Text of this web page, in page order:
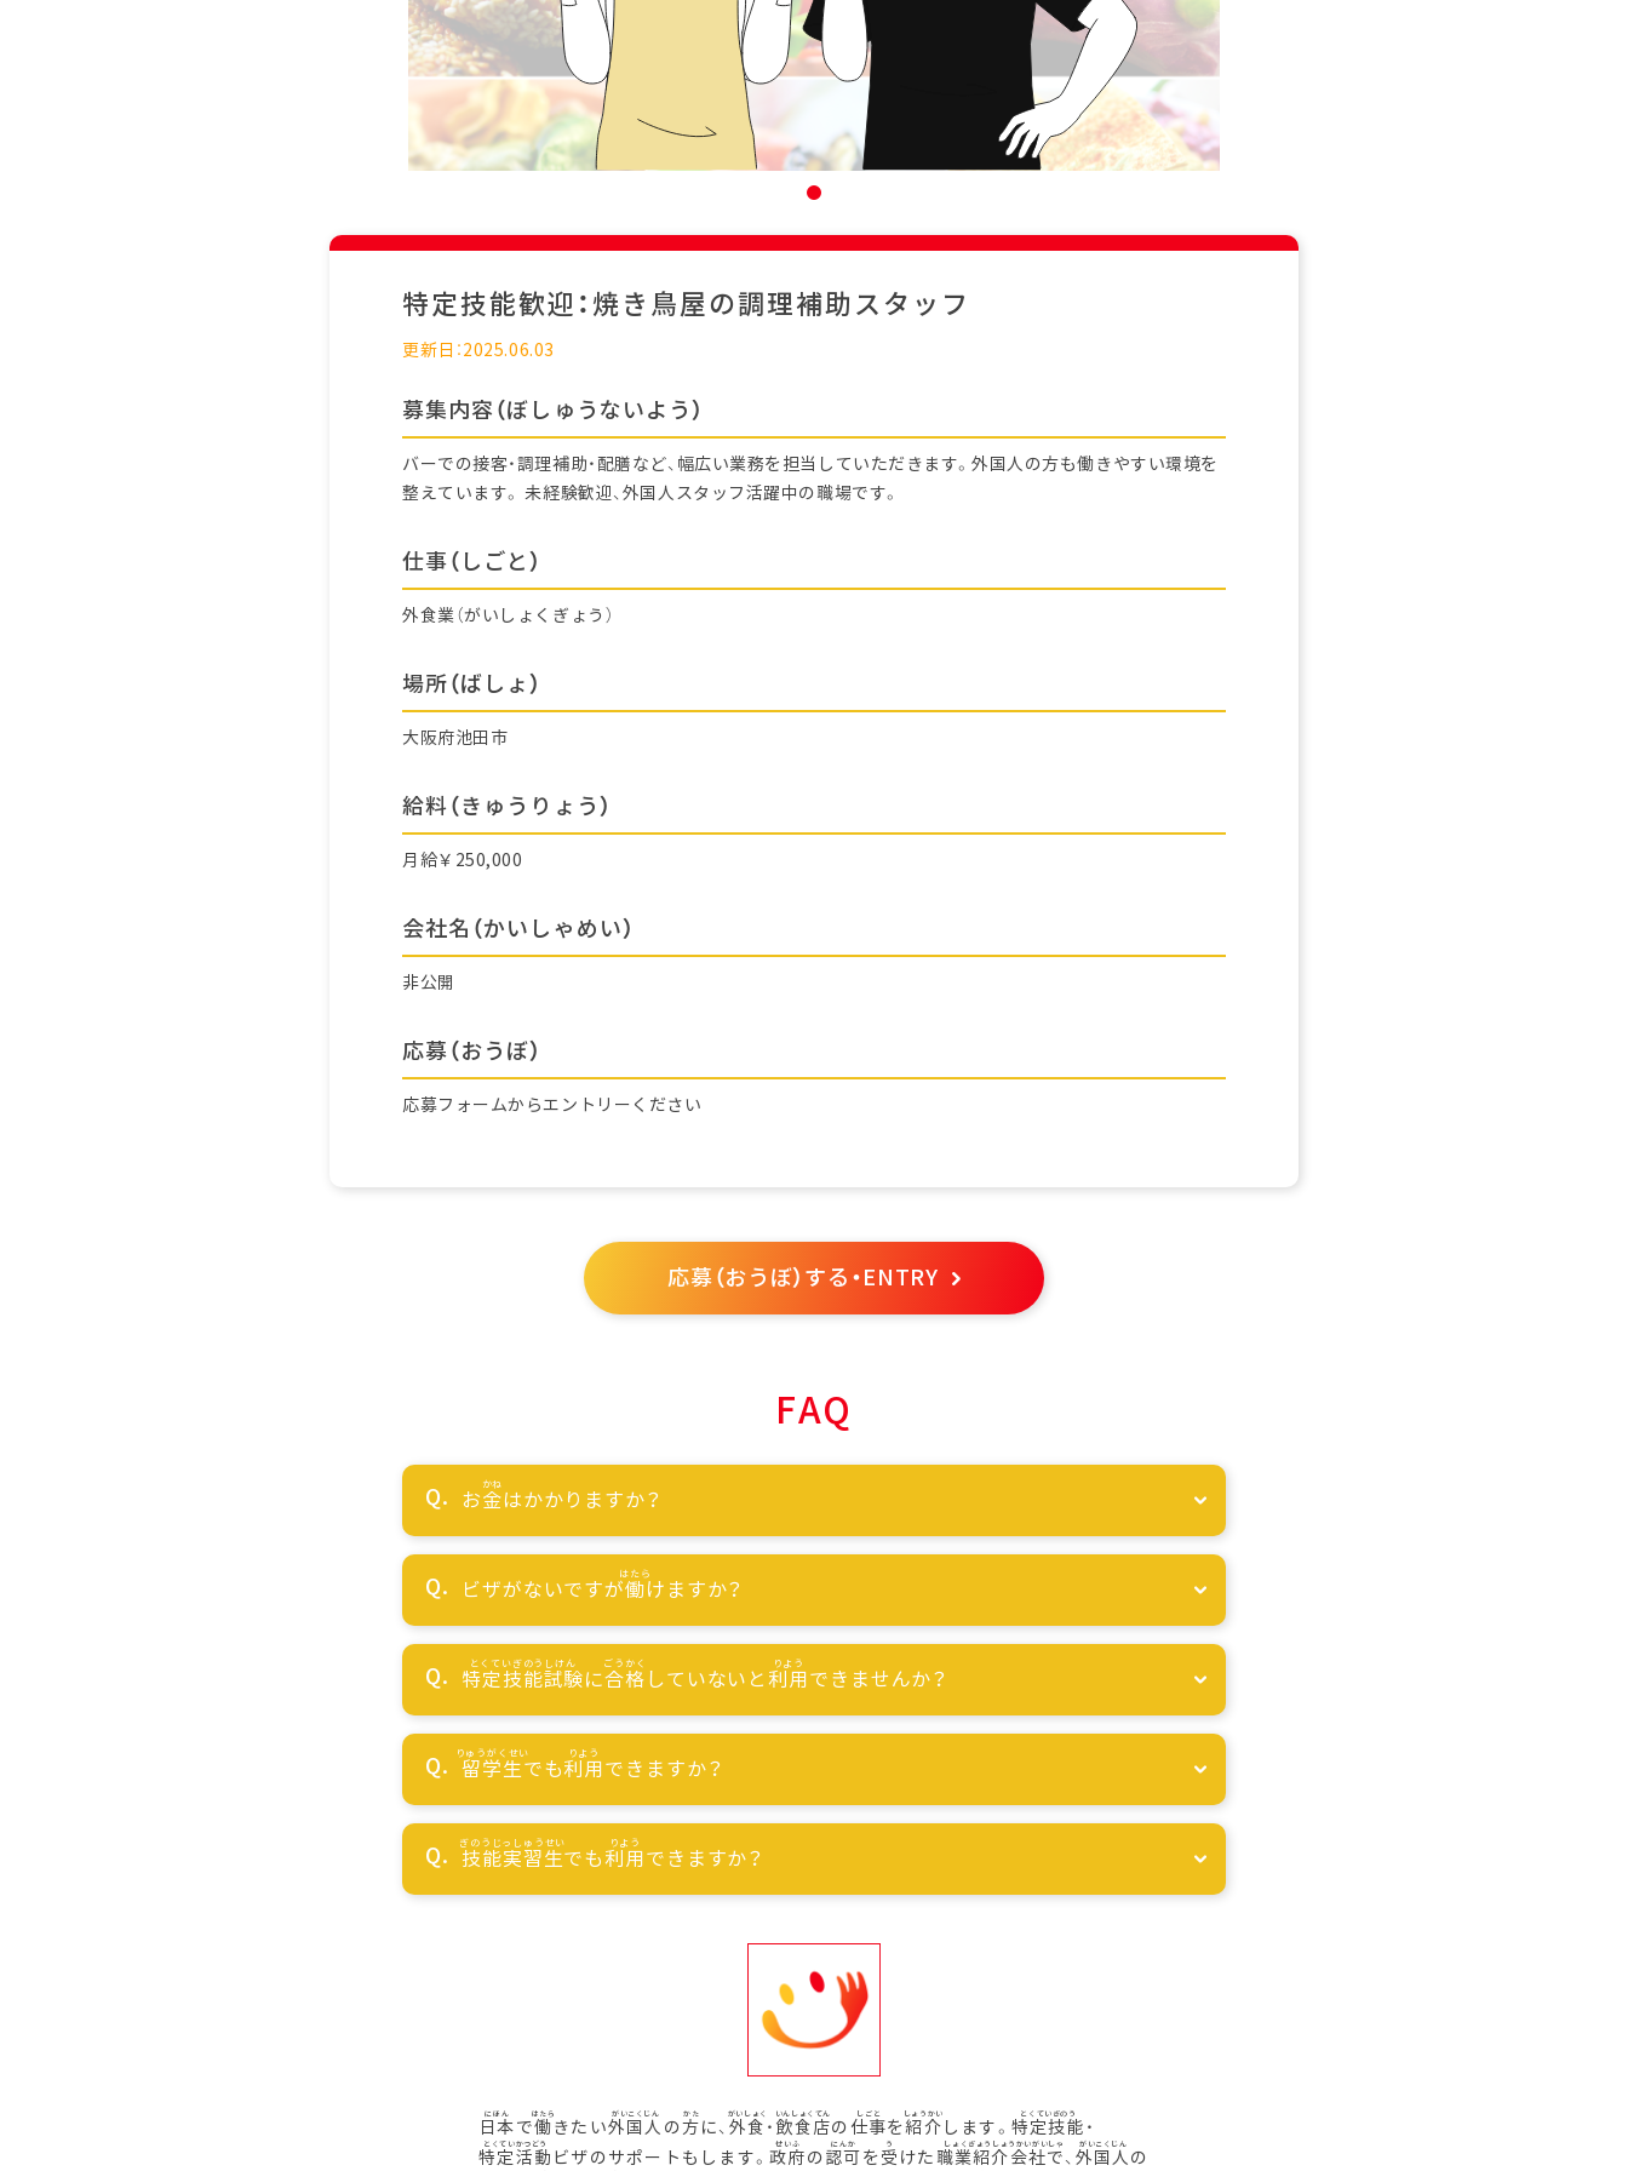
特定技能歓迎：焼き鳥屋の調理補助スタッフ
更新日：2025.06.03
募集内容（ぼしゅうないよう）
バーでの接客・調理補助・配膳など、幅広い業務を担当していただきます。外国人の方も働きやすい環境を
整えています。 未経験歓迎、外国人スタッフ活躍中の職場です。
仕事（しごと）
外食業（がいしょくぎょう）
場所（ばしょ）
大阪府池田市
給料（きゅうりょう）
月給￥250,000
会社名（かいしゃめい）
非公開
応募（おうぼ）
応募フォームからエントリーください
応募（おうぼ）する・ENTRY
FAQ
お金はかかりますか？
ビザがないですが働けますか？
特定技能試験に合格 していないと利用できませんか？
留学生でも利用できますか？
技能実習生でも利用できますか？
日本で働きたい外国人 の方に、 外食 ・ 飲食店の 仕事を紹介 します。 特定技能 ・
特定活動 ビザのサポートもします。政府の 認可を受 けた 職業紹介会社で、 外国人の